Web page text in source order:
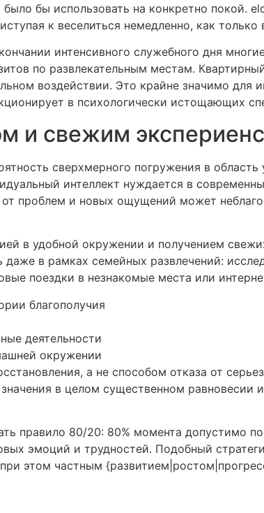
бы использовать на конкретно покой.
к веселиться немедленно, как только
интенсивного служебного дня
по развлекательным местам.
воздействии. Это крайне значимо для
в психологически истощающих
свежим
сверхмерного погружения в
интеллект нуждается в
проблем и новых ощущений может
в удобной окружении и получением
даже в рамках семейных развлечений:
поездки в незнакомые места или
благополучия
деятельности
окружении
а не способом отказа от
в целом существенном равновесии
правило 80/20: 80% момента допустимо
эмоций и трудностей. Подобный
этом частным